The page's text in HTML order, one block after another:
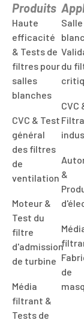
Produits
Haute
efficacité
& Tests de
filtres pour
salles
blanches
CVC & Test
général
des filtres
de
ventilation
Moteur &
Test du
filtre
d'admission
de turbine
Média
filtrant &
Tests de
Salle
du
CVC
&
de